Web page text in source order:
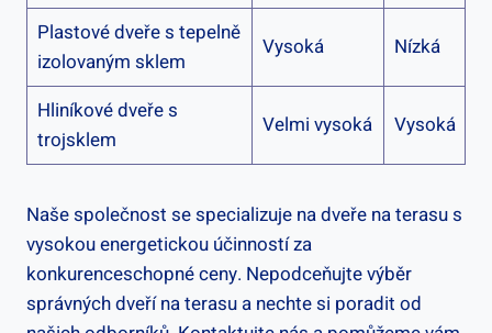
Plastové dveře s tepelně
izolovaným sklem
Vysoká Nízká
Hliníkové dveře s
trojsklem
Velmi vysoká Vysoká
Naše společnost se specializuje na dveře na terasu s
vysokou energetickou účinností za
konkurenceschopné ceny. Nepodceňujte výběr
správných dveří na terasu a nechte si poradit od